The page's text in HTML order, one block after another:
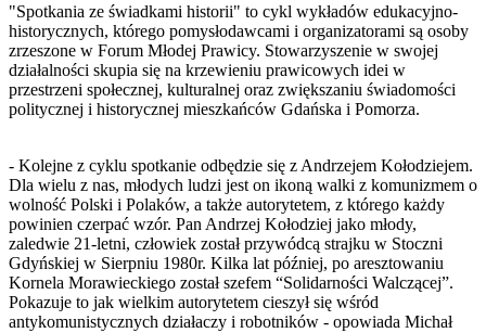
"Spotkania ze świadkami historii" to cykl wykładów edukacyjno-
historycznych, którego pomysłodawcami i organizatorami są osoby
zrzeszone w Forum Młodej Prawicy. Stowarzyszenie w swojej
działalności skupia się na krzewieniu prawicowych idei w
przestrzeni społecznej, kulturalnej oraz zwiększaniu świadomości
politycznej i historycznej mieszkańców Gdańska i Pomorza.
- Kolejne z cyklu spotkanie odbędzie się z Andrzejem Kołodziejem.
Dla wielu z nas, młodych ludzi jest on ikoną walki z komunizmem o
wolność Polski i Polaków, a także autorytetem, z którego każdy
powinien czerpać wzór. Pan Andrzej Kołodziej jako młody,
zaledwie 21-letni, człowiek został przywódcą strajku w Stoczni
Gdyńskiej w Sierpniu 1980r. Kilka lat później, po aresztowaniu
Kornela Morawieckiego został szefem “Solidarności Walczącej”.
Pokazuje to jak wielkim autorytetem cieszył się wśród
antykomunistycznych działaczy i robotników - opowiada Michał